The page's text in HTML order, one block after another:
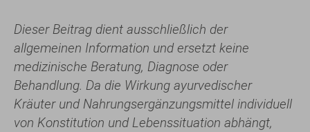
Dieser Beitrag dient ausschließlich der
allgemeinen Information und ersetzt keine
medizinische Beratung, Diagnose oder
Behandlung. Da die Wirkung ayurvedischer
Kräuter und Nahrungsergänzungsmittel individuell
von Konstitution und Lebenssituation abhängt,